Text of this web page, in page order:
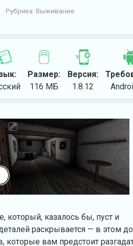
Рубрика: Выживание
Размер:
116 МБ
Версия:
1.8.12
который, казалось бы, пуст и
раскрывается — в этом
которые вам предстоит